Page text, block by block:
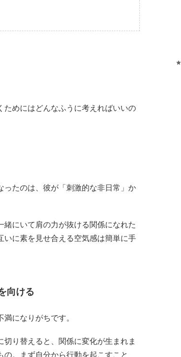
めにはどんなふうに考えればいいの
ったのは、彼が「刺激的な非日常」か
緒にいて肩の力が抜ける関係になれた
に素を見せ合える空気感は簡単に手
向ける
になりがちです。
り替えると、関係に変化が生まれま
。まず自分から行動を起こすこと